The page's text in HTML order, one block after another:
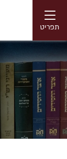
Toggle
navigationתפריט